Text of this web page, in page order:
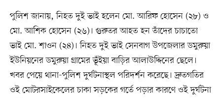
পুলিশ জানায়, নিহত দুই ভাই হলেন মো. আরিফ হোসেন (২৮) ও
মো. আশিক হোসেন (২৬)। গুরুতর আহত হন তাঁদের চাচাতো
ভাই মো. শাওন (২৪)। নিহত দুই ভাই সেনবাগ উপজেলার ডমুরুয়া
ইউনিয়নের ডমুরুয়া গ্রামের ভূঁইয়া বাড়ির আলাউদ্দিনের ছেলে।
খবর পেয়ে থানা-পুলিশ দুর্ঘটনাস্থল পরিদর্শন করেছে। দ্রুতগতির
ওই মোটরসাইকেলের চাকা সড়কের গর্তে পড়ার কারণে ওই দুর্ঘটনা